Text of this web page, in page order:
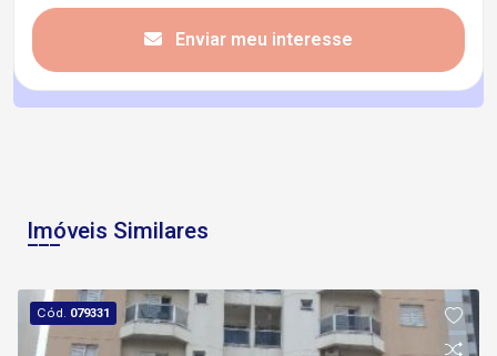
Enviar meu interesse
Imóveis Similares
Cód. 079331